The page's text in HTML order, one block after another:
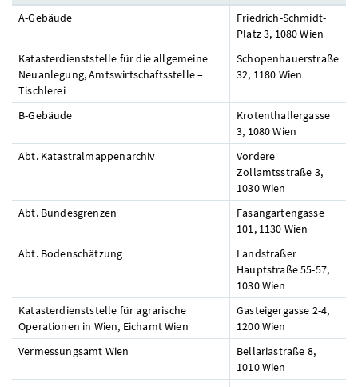
A-Gebäude
Friedrich-Schmidt-
Platz 3, 1080 Wien
Katasterdienststelle für die allgemeine
Neuanlegung, Amtswirtschaftsstelle –
Tischlerei
Schopenhauerstraße
32, 1180 Wien
B-Gebäude
Krotenthallergasse
3, 1080 Wien
Abt. Katastralmappenarchiv
Vordere
Zollamtsstraße 3,
1030 Wien
Abt. Bundesgrenzen
Fasangartengasse
101, 1130 Wien
Abt. Bodenschätzung
Landstraßer
Hauptstraße 55-57,
1030 Wien
Katasterdienststelle für agrarische
Operationen in Wien, Eichamt Wien
Gasteigergasse 2-4,
1200 Wien
Vermessungsamt Wien
Bellariastraße 8,
1010 Wien